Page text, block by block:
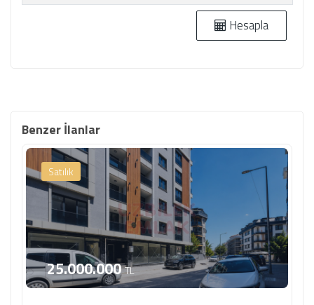
Hesapla
Benzer İlanlar
Satılık
25.000.000 TL